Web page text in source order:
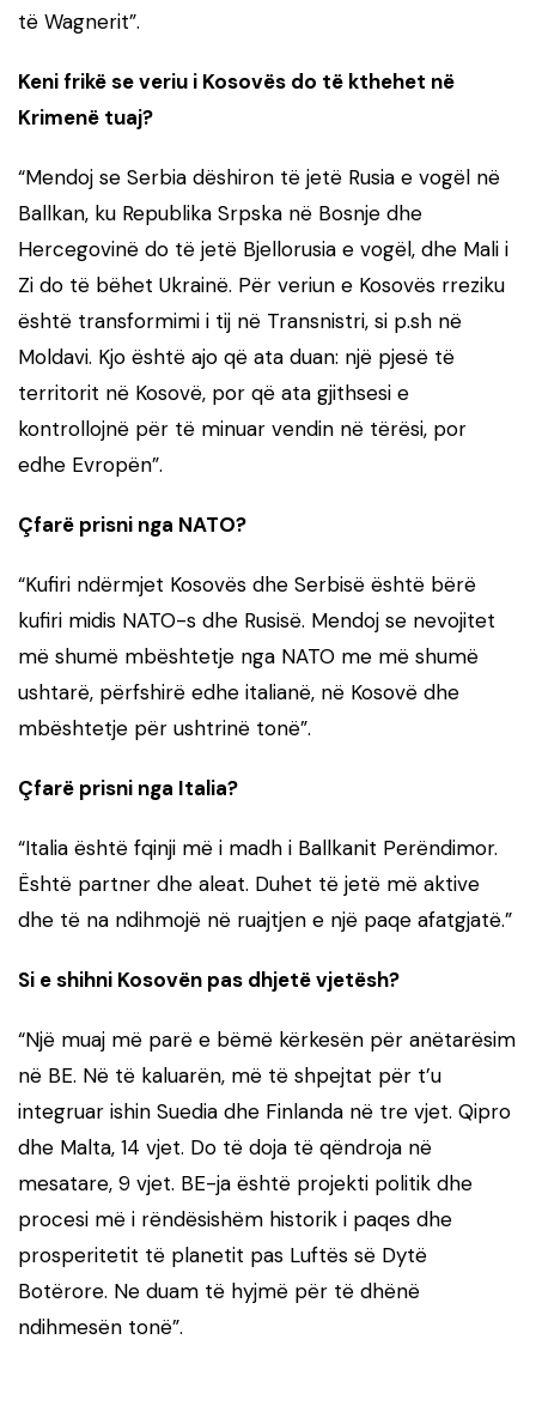
të Wagnerit”.
Keni frikë se veriu i Kosovës do të kthehet në
Krimenë tuaj?
“Mendoj se Serbia dëshiron të jetë Rusia e vogël në
Ballkan, ku Republika Srpska në Bosnje dhe
Hercegovinë do të jetë Bjellorusia e vogël, dhe Mali i
Zi do të bëhet Ukrainë. Për veriun e Kosovës rreziku
është transformimi i tij në Transnistri, si p.sh në
Moldavi. Kjo është ajo që ata duan: një pjesë të
territorit në Kosovë, por që ata gjithsesi e
kontrollojnë për të minuar vendin në tërësi, por
edhe Evropën”.
Çfarë prisni nga NATO?
“Kufiri ndërmjet Kosovës dhe Serbisë është bërë
kufiri midis NATO-s dhe Rusisë. Mendoj se nevojitet
më shumë mbështetje nga NATO me më shumë
ushtarë, përfshirë edhe italianë, në Kosovë dhe
mbështetje për ushtrinë tonë”.
Çfarë prisni nga Italia?
“Italia është fqinji më i madh i Ballkanit Perëndimor.
Është partner dhe aleat. Duhet të jetë më aktive
dhe të na ndihmojë në ruajtjen e një paqe afatgjatë.”
Si e shihni Kosovën pas dhjetë vjetësh?
“Një muaj më parë e bëmë kërkesën për anëtarësim
në BE. Në të kaluarën, më të shpejtat për t’u
integruar ishin Suedia dhe Finlanda në tre vjet. Qipro
dhe Malta, 14 vjet. Do të doja të qëndroja në
mesatare, 9 vjet. BE-ja është projekti politik dhe
procesi më i rëndësishëm historik i paqes dhe
prosperitetit të planetit pas Luftës së Dytë
Botërore. Ne duam të hyjmë për të dhënë
ndihmesën tonë”.